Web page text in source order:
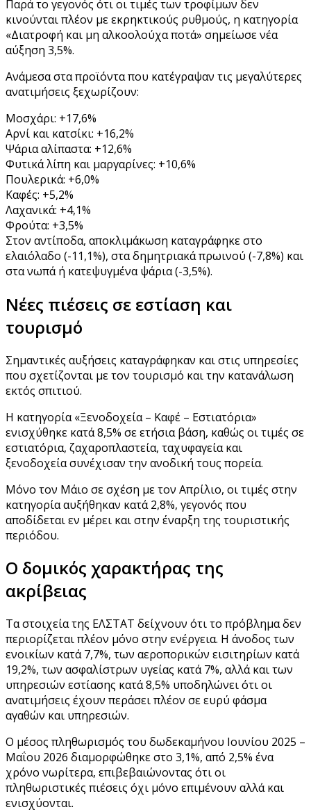
Παρά το γεγονός ότι οι τιμές των τροφίμων δεν
κινούνται πλέον με εκρηκτικούς ρυθμούς, η κατηγορία
«Διατροφή και μη αλκοολούχα ποτά» σημείωσε νέα
αύξηση 3,5%.
Ανάμεσα στα προϊόντα που κατέγραψαν τις μεγαλύτερες
ανατιμήσεις ξεχωρίζουν:
Μοσχάρι: +17,6%
Αρνί και κατσίκι: +16,2%
Ψάρια αλίπαστα: +12,6%
Φυτικά λίπη και μαργαρίνες: +10,6%
Πουλερικά: +6,0%
Καφές: +5,2%
Λαχανικά: +4,1%
Φρούτα: +3,5%
Στον αντίποδα, αποκλιμάκωση καταγράφηκε στο
ελαιόλαδο (-11,1%), στα δημητριακά πρωινού (-7,8%) και
στα νωπά ή κατεψυγμένα ψάρια (-3,5%).
Νέες πιέσεις σε εστίαση και
τουρισμό
Σημαντικές αυξήσεις καταγράφηκαν και στις υπηρεσίες
που σχετίζονται με τον τουρισμό και την κατανάλωση
εκτός σπιτιού.
Η κατηγορία «Ξενοδοχεία – Καφέ – Εστιατόρια»
ενισχύθηκε κατά 8,5% σε ετήσια βάση, καθώς οι τιμές σε
εστιατόρια, ζαχαροπλαστεία, ταχυφαγεία και
ξενοδοχεία συνέχισαν την ανοδική τους πορεία.
Μόνο τον Μάιο σε σχέση με τον Απρίλιο, οι τιμές στην
κατηγορία αυξήθηκαν κατά 2,8%, γεγονός που
αποδίδεται εν μέρει και στην έναρξη της τουριστικής
περιόδου.
Ο δομικός χαρακτήρας της
ακρίβειας
Τα στοιχεία της ΕΛΣΤΑΤ δείχνουν ότι το πρόβλημα δεν
περιορίζεται πλέον μόνο στην ενέργεια. Η άνοδος των
ενοικίων κατά 7,7%, των αεροπορικών εισιτηρίων κατά
19,2%, των ασφαλίστρων υγείας κατά 7%, αλλά και των
υπηρεσιών εστίασης κατά 8,5% υποδηλώνει ότι οι
ανατιμήσεις έχουν περάσει πλέον σε ευρύ φάσμα
αγαθών και υπηρεσιών.
Ο μέσος πληθωρισμός του δωδεκαμήνου Ιουνίου 2025 –
Μαΐου 2026 διαμορφώθηκε στο 3,1%, από 2,5% ένα
χρόνο νωρίτερα, επιβεβαιώνοντας ότι οι
πληθωριστικές πιέσεις όχι μόνο επιμένουν αλλά και
ενισχύονται.